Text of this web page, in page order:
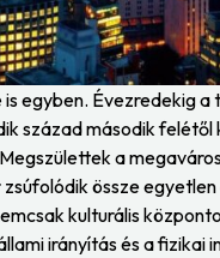
egyben. Évezredekig
század második
a
össze
kulturális
irányítás és a fizikai